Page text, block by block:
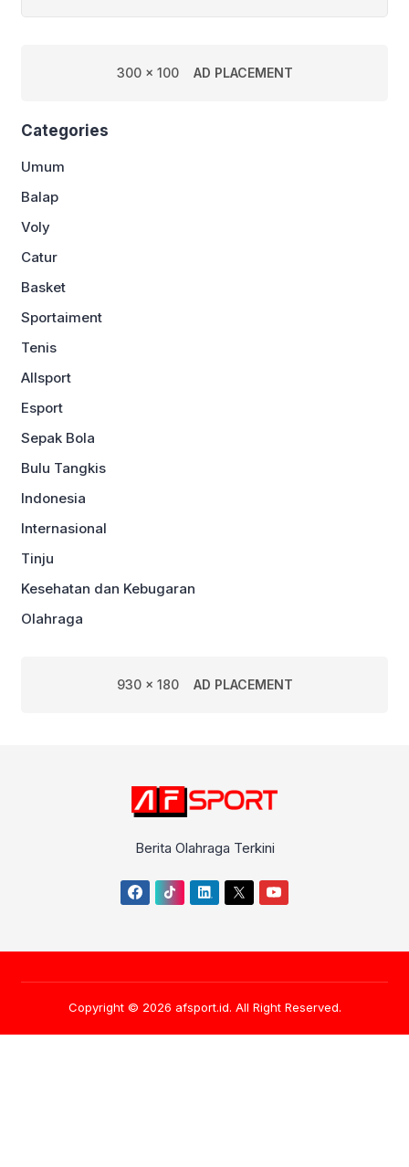
300 x 100 AD PLACEMENT
Categories
Umum
Balap
Voly
Catur
Basket
Sportaiment
Tenis
Allsport
Esport
Sepak Bola
Bulu Tangkis
Indonesia
Internasional
Tinju
Kesehatan dan Kebugaran
Olahraga
930 x 180 AD PLACEMENT
Berita Olahraga Terkini
Copyright © 2026 afsport.id. All Right Reserved.